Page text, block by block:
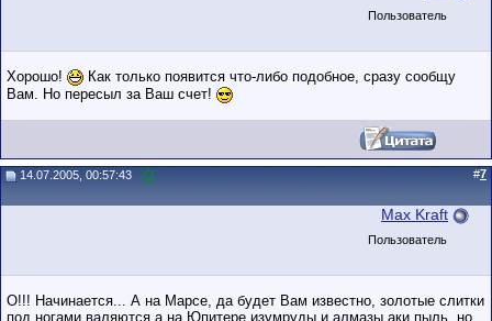
Пользователь
Хорошо!
Как только появится что-либо подобное, сразу сообщу
Вам. Но пересыл за Ваш счет!
14.07.2005, 00:57:43 #7
Max Kraft
Пользователь
О!!! Начинается... А на Марсе, да будет Вам известно, золотые слитки
под ногами валяются,а на Юпитере изумруды и алмазы аки пыль, но